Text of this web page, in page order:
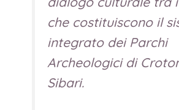
che costituiscono il
integrato dei Parchi
Archeologici di
Sibari.